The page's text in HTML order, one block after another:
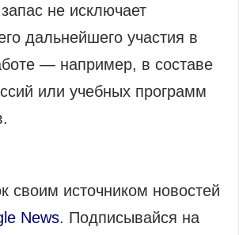
не исключает
дальнейшего участия в
— например, в составе
или учебных программ
своим источником новостей
News. Подписывайся на